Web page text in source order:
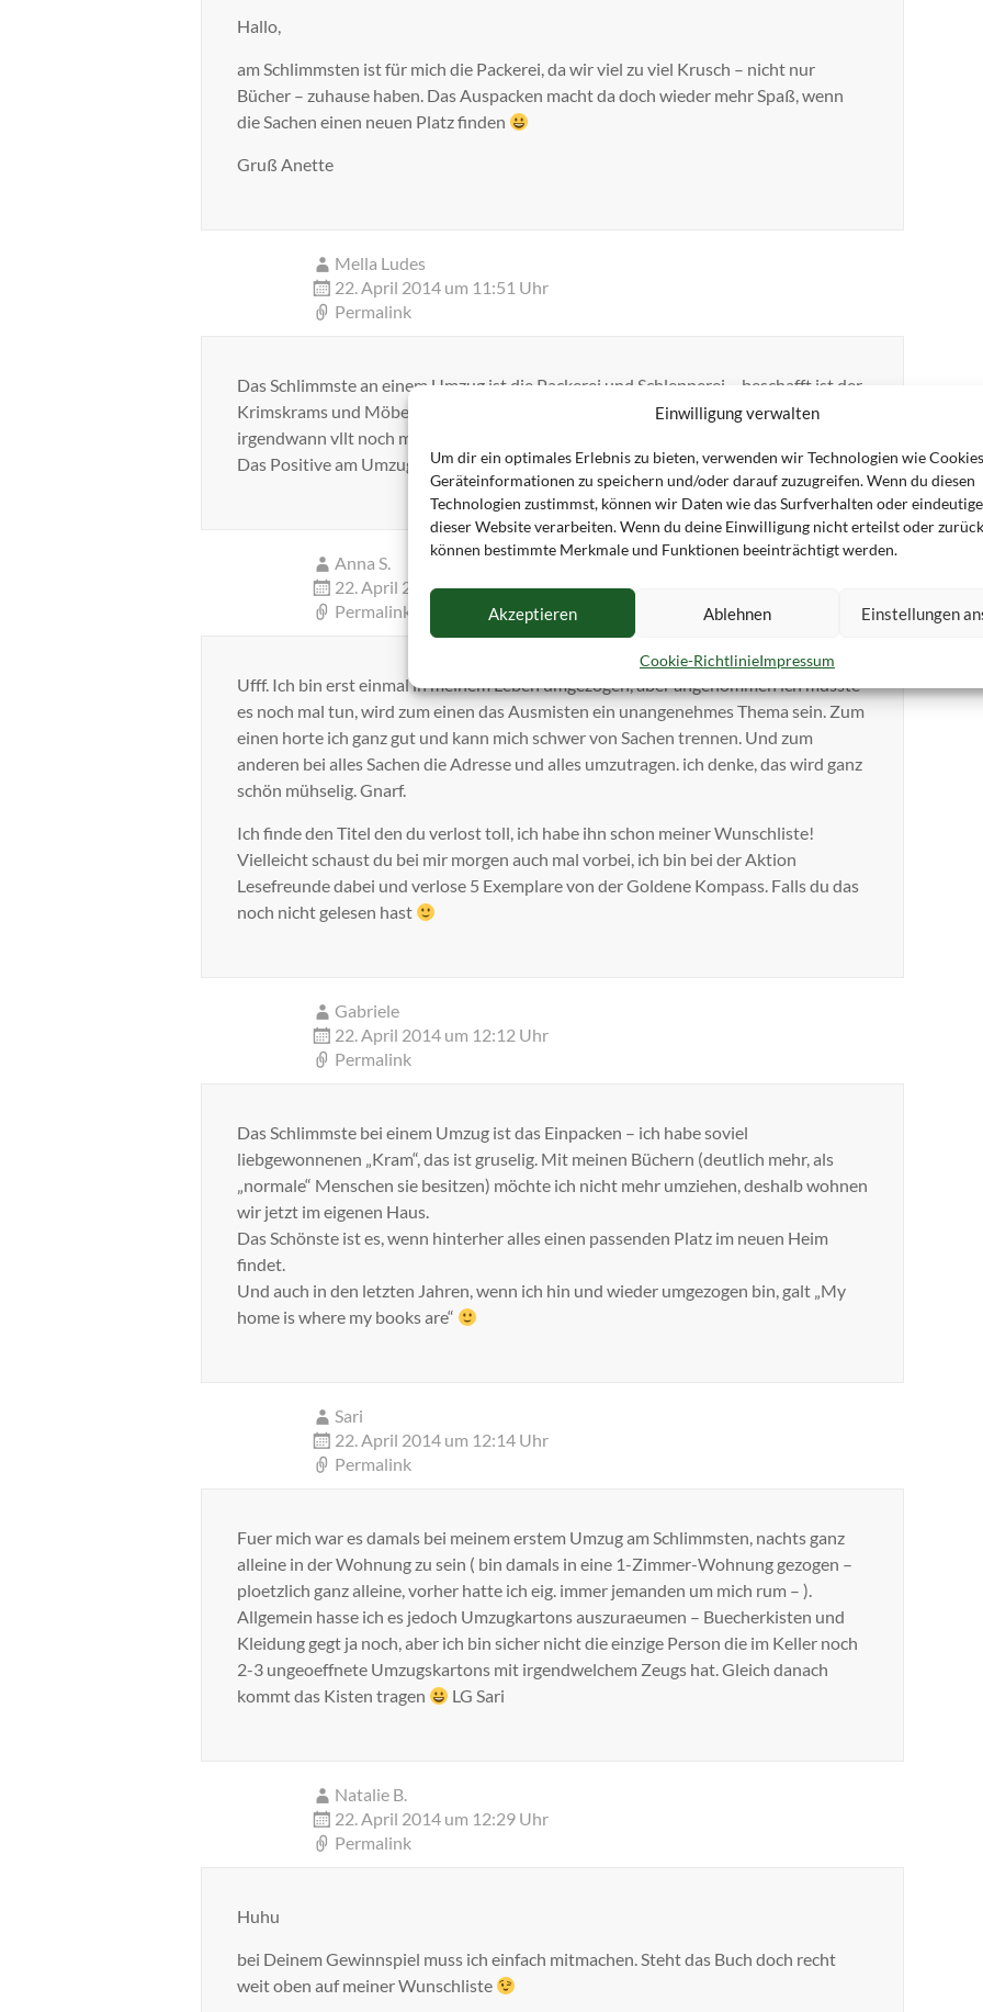
Einwilligung verwalten
Um dir ein optimales Erlebnis zu bieten, verwenden wir Technologien wie
Geräteinformationen zu speichern und/oder darauf zuzugreifen. Wenn du diesen
Technologien zustimmst, können wir Daten wie das Surfverhalten oder
dieser Website verarbeiten. Wenn du deine Einwilligung nicht erteilst oder
können bestimmte Merkmale und Funktionen beeinträchtigt werden.
Akzeptieren Ablehnen Einstellungen
Cookie-RichtlinieImpressum
Hallo,
am Schlimmsten ist für mich die Packerei, da wir viel zu viel Krusch – nicht nur
Bücher – zuhause haben. Das Auspacken macht da doch wieder mehr Spaß, wenn
die Sachen einen neuen Platz finden
Gruß Anette
Mella Ludes
22. April 2014 um 11:51 Uhr
Permalink
Das Schlimmste an einem Umzug ist die Packerei und Schlepperei – beschafft ist der
Krimskrams und Möbel schnell, aber man denkt nie dran, dass das Alles auch
irgendwann vllt noch mal „umgezogen“ werden muss.
Das Positive am Umzug: Man kommt während dem Packen zum Ausmisten
Anna S.
22. April 2014 um 12:10 Uhr
Permalink
Ufff. Ich bin erst einmal in meinem Leben umgezogen, aber angenommen ich müsste
es noch mal tun, wird zum einen das Ausmisten ein unangenehmes Thema sein. Zum
einen horte ich ganz gut und kann mich schwer von Sachen trennen. Und zum
anderen bei alles Sachen die Adresse und alles umzutragen. ich denke, das wird ganz
schön mühselig. Gnarf.
Ich finde den Titel den du verlost toll, ich habe ihn schon meiner Wunschliste!
Vielleicht schaust du bei mir morgen auch mal vorbei, ich bin bei der Aktion
Lesefreunde dabei und verlose 5 Exemplare von der Goldene Kompass. Falls du das
noch nicht gelesen hast
Gabriele
22. April 2014 um 12:12 Uhr
Permalink
Das Schlimmste bei einem Umzug ist das Einpacken – ich habe soviel
liebgewonnenen „Kram“, das ist gruselig. Mit meinen Büchern (deutlich mehr, als
„normale“ Menschen sie besitzen) möchte ich nicht mehr umziehen, deshalb wohnen
wir jetzt im eigenen Haus.
Das Schönste ist es, wenn hinterher alles einen passenden Platz im neuen Heim
findet.
Und auch in den letzten Jahren, wenn ich hin und wieder umgezogen bin, galt „My
home is where my books are“
Sari
22. April 2014 um 12:14 Uhr
Permalink
Fuer mich war es damals bei meinem erstem Umzug am Schlimmsten, nachts ganz
alleine in der Wohnung zu sein ( bin damals in eine 1-Zimmer-Wohnung gezogen –
ploetzlich ganz alleine, vorher hatte ich eig. immer jemanden um mich rum – ).
Allgemein hasse ich es jedoch Umzugkartons auszuraeumen – Buecherkisten und
Kleidung gegt ja noch, aber ich bin sicher nicht die einzige Person die im Keller noch
2-3 ungeoeffnete Umzugskartons mit irgendwelchem Zeugs hat. Gleich danach
kommt das Kisten tragen
LG Sari
Natalie B.
22. April 2014 um 12:29 Uhr
Permalink
Huhu
bei Deinem Gewinnspiel muss ich einfach mitmachen. Steht das Buch doch recht
weit oben auf meiner Wunschliste